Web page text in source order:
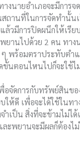
งนายอำเภอจะมีการ
านที่ในการจัดทำนั้น
วมีการปิดผนึกให้เรีย
านไปด้วย 2 คน ทาง
พร้อมตราประทับตำ
นตอนไหนไปก็จะใช้ไ
จัดการกับทรัพย์สินขอ
ดี เพื่อจะได้ใช้ในท
ำเป็น สิ่งที่จะข้ามไม่
พยานจะมีผลก็ต้องไ